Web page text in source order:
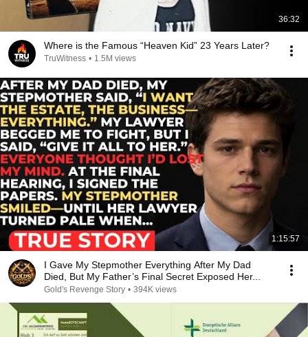
36:32
Where is the Famous “Heaven Kid” 23 Years Later?
TruWitness • 1.5M views
1:15:57
I Gave My Stepmother Everything After My Dad
Died, But My Father’s Final Secret Exposed Her...
Gold's Revenge Story • 394K views